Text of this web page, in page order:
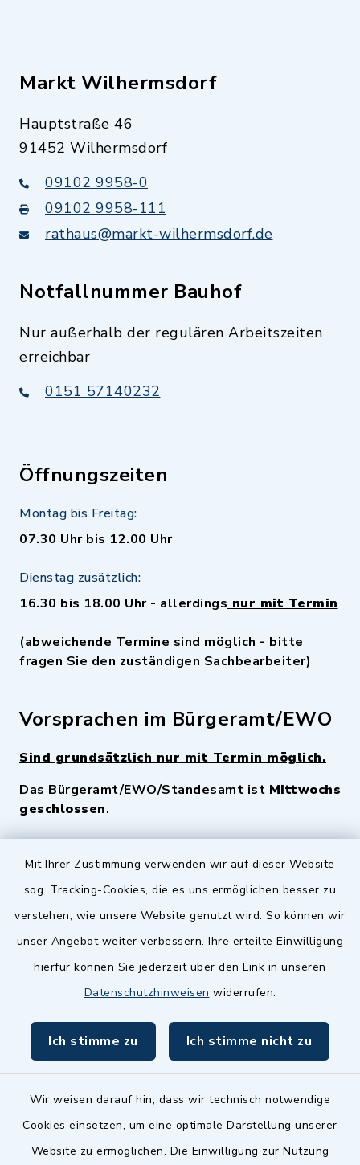
Mit Ihrer Zustimmung verwenden wir auf dieser Website
sog. Tracking-Cookies, die es uns ermöglichen besser zu
verstehen, wie unsere Website genutzt wird. So können wir
unser Angebot weiter verbessern. Ihre erteilte Einwilligung
hierfür können Sie jederzeit über den Link in unseren
Datenschutzhinweisen widerrufen.
Ich stimme zu Ich stimme nicht zu
Wir weisen darauf hin, dass wir technisch notwendige
Cookies einsetzen, um eine optimale Darstellung unserer
Website zu ermöglichen. Die Einwilligung zur Nutzung
Markt Wilhermsdorf
Hauptstraße 46
91452 Wilhermsdorf
09102 9958-0
09102 9958-111
rathaus@markt-wilhermsdorf.de
Notfallnummer Bauhof
Nur außerhalb der regulären Arbeitszeiten
erreichbar
0151 57140232
Öffnungszeiten
Montag bis Freitag:
07.30 Uhr bis 12.00 Uhr
Dienstag zusätzlich:
16.30 bis 18.00 Uhr - allerdings nur mit Termin
(abweichende Termine sind möglich - bitte
fragen Sie den zuständigen Sachbearbeiter)
Vorsprachen im Bürgeramt/EWO
Sind grundsätzlich nur mit Termin möglich.
Das Bürgeramt/EWO/Standesamt ist Mittwochs
geschlossen.
Quicklinks
Zenngrund Allianz
Dillenberggruppe
inixmedia GmbH